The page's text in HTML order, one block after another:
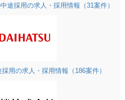
採用の求人・採用情報（31案件）
用の求人・採用情報（186案件）